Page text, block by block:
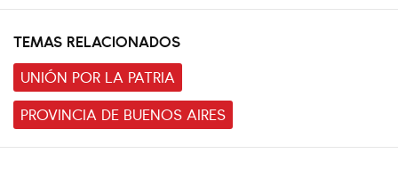
TEMAS RELACIONADOS
UNIÓN POR LA PATRIA
PROVINCIA DE BUENOS AIRES